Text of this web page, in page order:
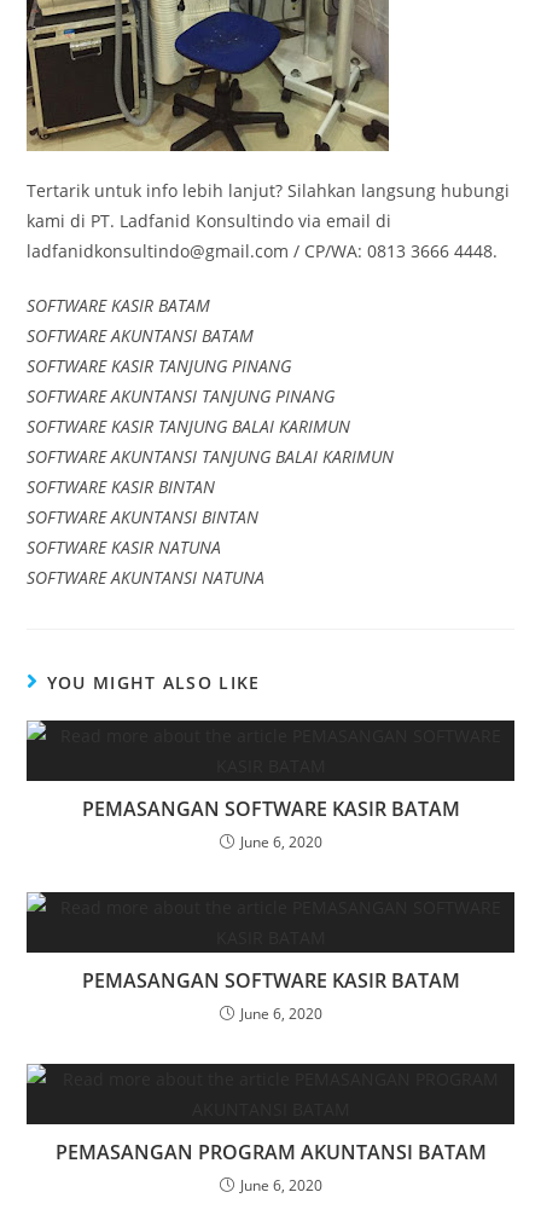
Tertarik untuk info lebih lanjut? Silahkan langsung hubungi
kami di PT. Ladfanid Konsultindo via email di
ladfanidkonsultindo@gmail.com / CP/WA: 0813 3666 4448.
SOFTWARE KASIR BATAM
SOFTWARE AKUNTANSI BATAM
SOFTWARE KASIR TANJUNG PINANG
SOFTWARE AKUNTANSI TANJUNG PINANG
SOFTWARE KASIR TANJUNG BALAI KARIMUN
SOFTWARE AKUNTANSI TANJUNG BALAI KARIMUN
SOFTWARE KASIR BINTAN
SOFTWARE AKUNTANSI BINTAN
SOFTWARE KASIR NATUNA
SOFTWARE AKUNTANSI NATUNA
YOU MIGHT ALSO LIKE
PEMASANGAN SOFTWARE KASIR BATAM
June 6, 2020
PEMASANGAN SOFTWARE KASIR BATAM
June 6, 2020
PEMASANGAN PROGRAM AKUNTANSI BATAM
June 6, 2020